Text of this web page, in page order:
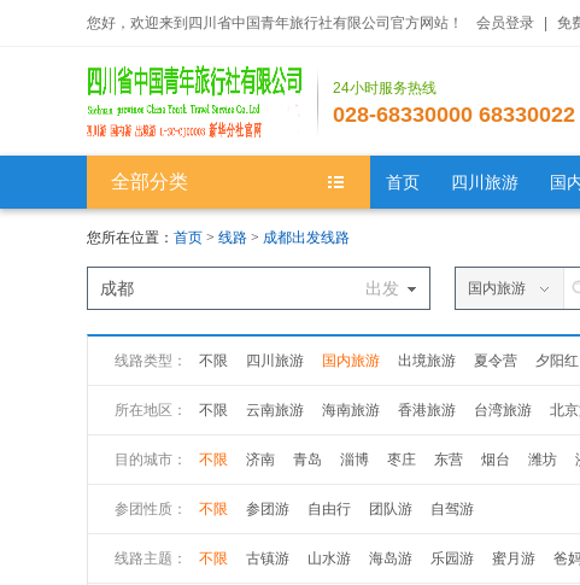
您好，欢迎来到四川省中国青年旅行社有限公司官方网站！ 会员登录 免
24小时服务热线
028-68330000
全部分类 首页 四川旅游 国
您所在位置： 首页 > 线路 > 成都出发线路
出发
成都 国内旅游
线路类型： 不限 四川旅游 国内旅游 出境旅游 夏令营 夕阳红
所在地区： 不限 云南旅游 海南旅游 香港旅游 台湾旅游 北
山西旅游
黑龙江旅游 吉林旅游 山西旅游 陕西旅游
目的城市： 不限 济南 青岛 淄博 枣庄 东营 烟台 潍坊
枣庄
东营 烟台 潍坊 济宁 泰安
参团性质： 不限 参团游 自由行 团队游 自驾游
线路主题： 不限 古镇游 山水游 海岛游 乐园游 蜜月游 爸